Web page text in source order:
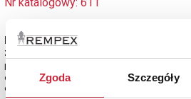
Zgoda Szczegóły
Para filiżanek ze spodkami, z
złoceniami
Książęca-Elektorska Fabryka Porcelany
okres Marcoliniego [1774-1814], XVIII/XIX w.
estymacja: 900 - 1 100 zł